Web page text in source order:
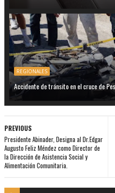
REGIONALES
Accidente de tránsito en el cruce de
PREVIOUS
Presidente Abinader, Designa al Dr.Edgar
Augusto Feliz Méndez como Director de
la Dirección de Asistencia Social y
Alimentación Comunitaria.